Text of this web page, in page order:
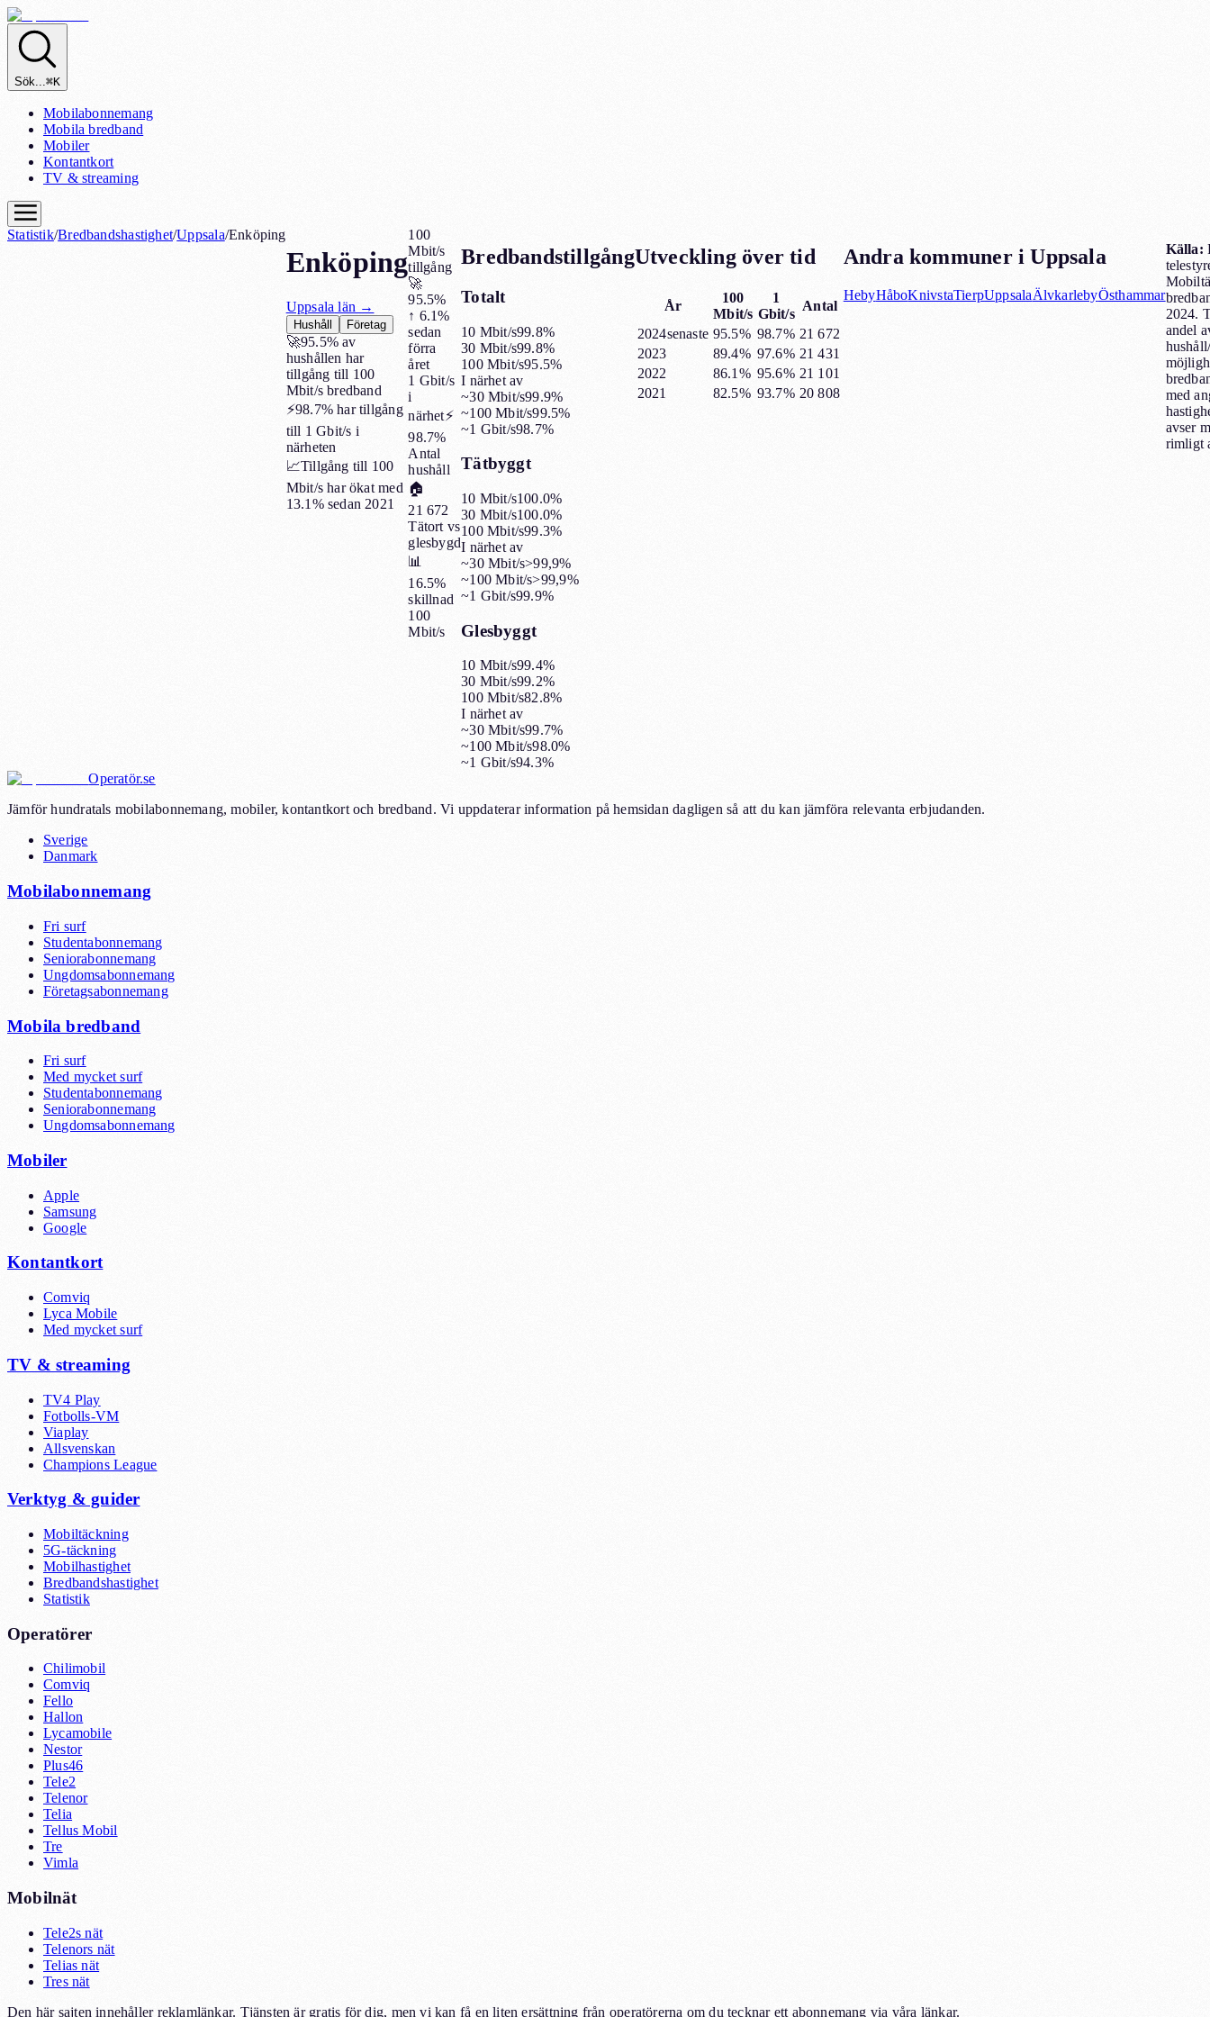
Sök...⌘K
Mobilabonnemang
Mobila bredband
Mobiler
Kontantkort
TV & streaming
Statistik/Bredbandshastighet/Uppsala/Enköping
Enköping
Uppsala län →
Hushåll Företag
🚀95.5% av
hushållen har
tillgång till 100
Mbit/s bredband
⚡98.7% har tillgång
till 1 Gbit/s i
närheten
📈Tillgång till 100
Mbit/s har ökat med
13.1% sedan 2021
100
Mbit/s
tillgång
🚀
95.5%
↑ 6.1%
sedan
förra
året
1 Gbit/s
i
närhet⚡
98.7%
Antal
hushåll
🏠
21 672
Tätort vs
glesbygd
📊
16.5%
skillnad
100
Mbit/s
Bredbandstillgång
Totalt
10 Mbit/s99.8%
30 Mbit/s99.8%
100 Mbit/s95.5%
I närhet av
~30 Mbit/s99.9%
~100 Mbit/s99.5%
~1 Gbit/s98.7%
Tätbyggt
10 Mbit/s100.0%
30 Mbit/s100.0%
100 Mbit/s99.3%
I närhet av
~30 Mbit/s>99,9%
~100 Mbit/s>99,9%
~1 Gbit/s99.9%
Glesbyggt
10 Mbit/s99.4%
30 Mbit/s99.2%
100 Mbit/s82.8%
I närhet av
~30 Mbit/s99.7%
~100 Mbit/s98.0%
~1 Gbit/s94.3%
Utveckling över tid
År
100
Mbit/s
1
Gbit/s
Antal
2024senaste 95.5% 98.7% 21 672
2023
89.4% 97.6% 21 431
2022
86.1% 95.6% 21 101
2021
82.5% 93.7% 20 808
Andra kommuner iUppsala
HebyHåboKnivstaTierpUppsalaÄlvkarlebyÖsthammar
Källa:
2024.
andel
med
avser
rimligt
Operatör.se
Jämför hundratals mobilabonnemang, mobiler, kontantkort och bredband. Vi uppdaterar information på hemsidan dagligen så att du kan jämföra relevanta erbjudanden.
Sverige
Danmark
Mobilabonnemang
Fri surf
Studentabonnemang
Seniorabonnemang
Ungdomsabonnemang
Företagsabonnemang
Mobila bredband
Fri surf
Med mycket surf
Studentabonnemang
Seniorabonnemang
Ungdomsabonnemang
Mobiler
Apple
Samsung
Google
Kontantkort
Comviq
Lyca Mobile
Med mycket surf
TV & streaming
TV4 Play
Fotbolls-VM
Viaplay
Allsvenskan
Champions League
Verktyg & guider
Mobiltäckning
5G-täckning
Mobilhastighet
Bredbandshastighet
Statistik
Operatörer
Chilimobil
Comviq
Fello
Hallon
Lycamobile
Nestor
Plus46
Tele2
Telenor
Telia
Tellus Mobil
Tre
Vimla
Mobilnät
Tele2s nät
Telenors nät
Telias nät
Tres nät
Den här sajten innehåller reklamlänkar. Tjänsten är gratis för dig, men vi kan få en liten ersättning från operatörerna om du tecknar ett abonnemang via våra länkar.